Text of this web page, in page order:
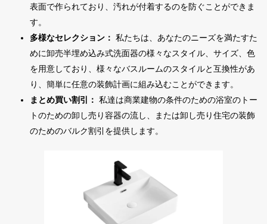
表面で作られており、汚れが付着するのを防ぐことができま
す。
多様なセレクション： 私たちは、あなたのニーズを満たすた
めに卸売半埋め込み式洗面器の様々なスタイル、サイズ、色
を用意しており、様々なバスルームのスタイルと互換性があ
り、簡単に任意の装飾計画に組み込むことができます。
まとめ買い割引： 私達は商業建物の条件のための浴室のトー
トのための卸し売り容器の流し、または卸し売り住宅の装飾
のためのバルク割引を提供します。